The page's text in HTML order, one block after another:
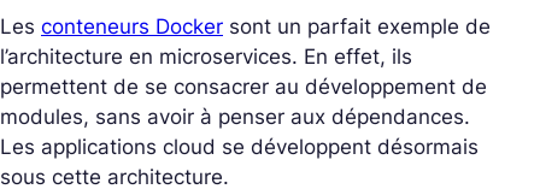
Les conteneurs Docker sont un parfait exemple de
l’architecture en microservices. En effet, ils
permettent de se consacrer au développement de
modules, sans avoir à penser aux dépendances.
Les applications cloud se développent désormais
sous cette architecture.